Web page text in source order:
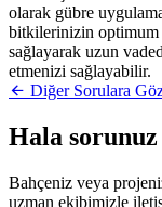
olarak gübre
bitkilerinizin optimum
sağlayarak uzun
etmenizi sağlayabilir.
Diğer Sorulara
Hala
Bahçeniz veya
uzman ekibimizle